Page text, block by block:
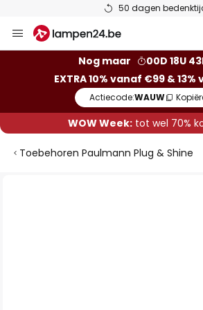
50 dagen
naar
Nog maar
00D 18U
EXTRA 10% vanaf €99 &
Actiecode:WAUW
WOW Week:tot wel 70%
Toebehoren Paulmann Plug & Shine